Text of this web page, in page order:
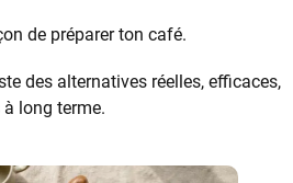
de préparer ton café.
des alternatives réelles, efficaces,
long terme.